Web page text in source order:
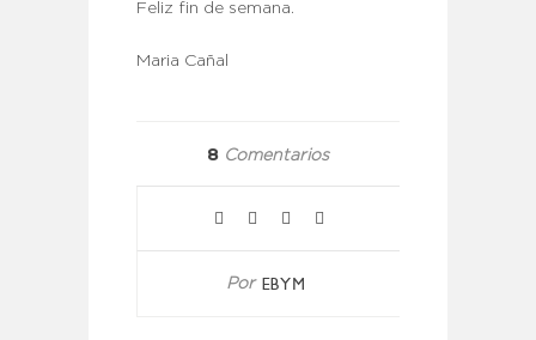
Feliz fin de semana.
Maria Cañal
8 Comentarios
Por EBYM